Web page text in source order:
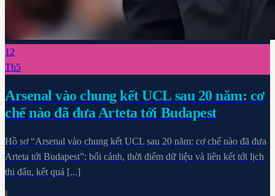
12
Th5
Arsenal vào chung kết UCL sau 20 năm: cơ
chế nào đã đưa Arteta tới Budapest
Hồ sơ “Arsenal vào chung kết UCL sau 20 năm: cơ chế nào đã đưa
Arteta tới Budapest”: bối cảnh, thời điểm dữ liệu và liên kết tới lịch
thi đấu, kết quả [...]